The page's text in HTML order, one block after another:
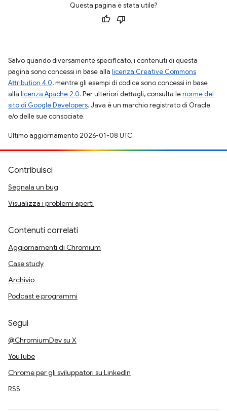
Questa pagina è stata utile?
Salvo quando diversamente specificato, i contenuti di questa
pagina sono concessi in base alla licenza Creative Commons
Attribution 4.0, mentre gli esempi di codice sono concessi in base
alla licenza Apache 2.0. Per ulteriori dettagli, consulta lenorme del
sito di Google Developers. Java è un marchio registrato di Oracle
e/o delle sue consociate.
Ultimo aggiornamento 2026-01-08 UTC.
Contribuisci
Segnala un bug
Visualizza i problemi aperti
Contenuti correlati
Aggiornamenti di Chromium
Case study
Archivio
Podcast e programmi
Segui
@ChromiumDev su X
YouTube
Chrome per gli sviluppatori su LinkedIn
RSS